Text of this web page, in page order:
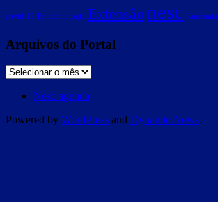
covid-19 Epidemiologia Extensão nesc Pandemia
Arquivos do Portal
Nesc agenda
Powered by WordPress and Dynamic News.